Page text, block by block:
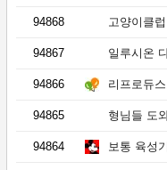
94868 고양이클
94867 일루시온
94866 리프로듀스로
94865 형님들 도
94864 보통 육성